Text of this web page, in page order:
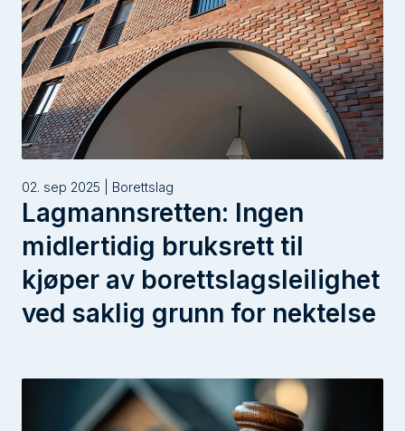
02. sep 2025 | Borettslag
Lagmannsretten: Ingen
midlertidig bruksrett til
kjøper av borettslagsleilighet
ved saklig grunn for nektelse